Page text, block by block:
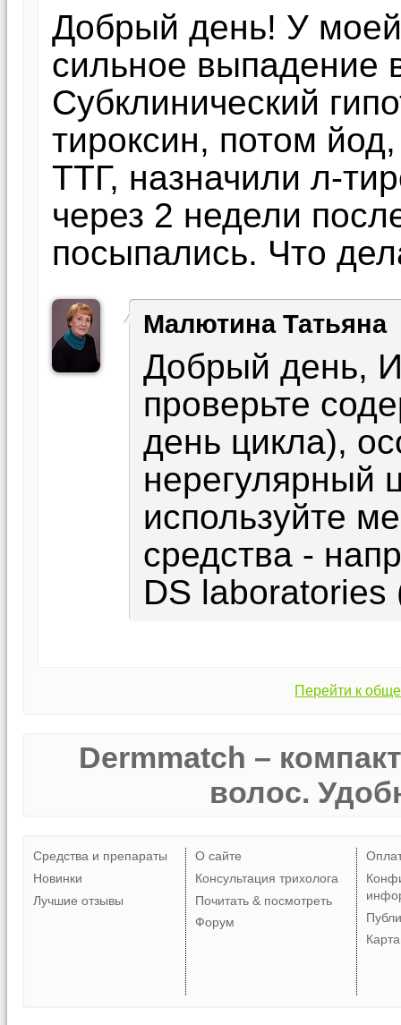
Добрый день! У
сильное выпадение
Субклинический
тироксин, потом
ТТГ, назначили л-
через 2 недели
посыпались. Что
Малютина Татьяна
Добрый день,
проверьте
день цикла),
нерегулярный
используйте
средства -
DS
Перейти к
Dermmatch –
волос.
Средства и препараты
Новинки
Лучшие отзывы
О сайте
Консультация трихолога
Почитать & посмотреть
Форум